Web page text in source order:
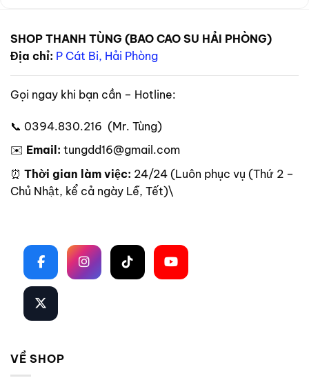
SHOP THANH TÙNG (BAO CAO SU HẢI PHÒNG)
Địa chỉ: P Cát Bi, Hải Phòng
Gọi ngay khi bạn cần – Hotline:
📞 0394.830.216 (Mr. Tùng)
✉️ Email: tungdd16@gmail.com
⏰ Thời gian làm việc: 24/24 (Luôn phục vụ (Thứ 2 –
Chủ Nhật, kể cả ngày Lễ, Tết)\
VỀ SHOP